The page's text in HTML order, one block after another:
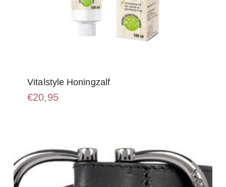
Vitalstyle Honingzalf
€20,95